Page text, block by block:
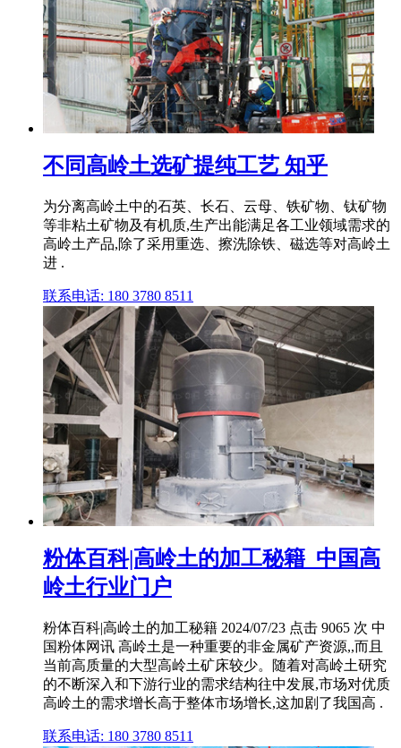
不同高岭土选矿提纯工艺 知乎
为分离高岭土中的石英、长石、云母、铁矿物、钛矿物
等非粘土矿物及有机质,生产出能满足各工业领域需求的
高岭土产品,除了采用重选、擦洗除铁、磁选等对高岭土
进 .
联系电话: 180 3780 8511
粉体百科|高岭土的加工秘籍_中国高
岭土行业门户
粉体百科|高岭土的加工秘籍 2024/07/23 点击 9065 次 中
国粉体网讯 高岭土是一种重要的非金属矿产资源,,而且
当前高质量的大型高岭土矿床较少。随着对高岭土研究
的不断深入和下游行业的需求结构往中发展,市场对优质
高岭土的需求增长高于整体市场增长,这加剧了我国高 .
联系电话: 180 3780 8511